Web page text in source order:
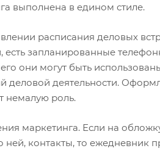
выполнена в едином стиле.
расписания деловых
запланированные
они могут быть
деловой деятельности.
немалую роль.
маркетинга. Если на
контакты, то ежедневник